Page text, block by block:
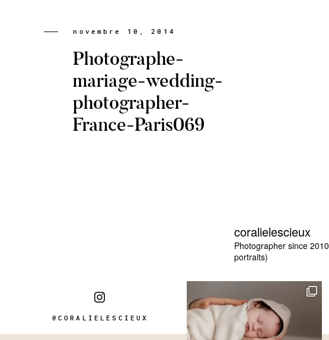
novembre 10, 2014
Photographe-
mariage-wedding-
photographer-
France-Paris069
@CORALIELESCIEUX
coralielescieux
Photographer since 2010
portraits)